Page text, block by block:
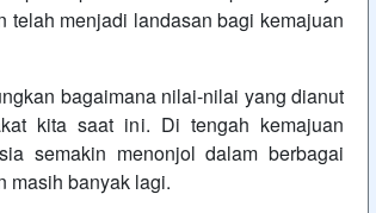
telah menjadi landasan bagi kemajuan
bagaimana nilai-nilai yang dianut
kita saat ini. Di tengah kemajuan
semakin menonjol dalam berbagai
masih banyak lagi.